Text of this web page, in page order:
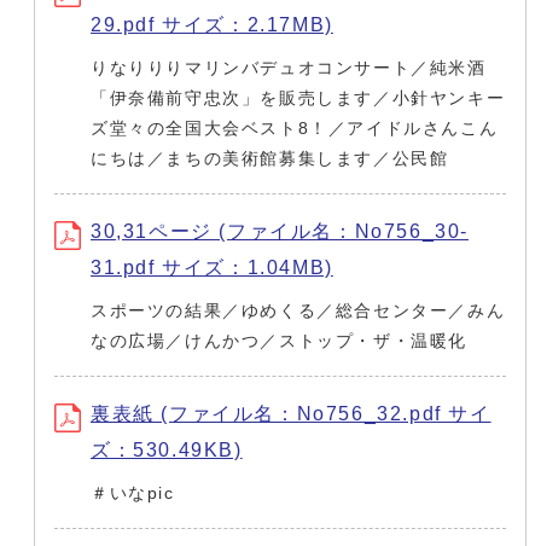
29.pdf サイズ：2.17MB)
りなりりりマリンバデュオコンサート／純米酒
「伊奈備前守忠次」を販売します／小針ヤンキー
ズ堂々の全国大会ベスト8！／アイドルさんこん
にちは／まちの美術館募集します／公民館
30,31ページ (ファイル名：No756_30-
31.pdf サイズ：1.04MB)
スポーツの結果／ゆめくる／総合センター／みん
なの広場／けんかつ／ストップ・ザ・温暖化
裏表紙 (ファイル名：No756_32.pdf サイ
ズ：530.49KB)
＃いなpic